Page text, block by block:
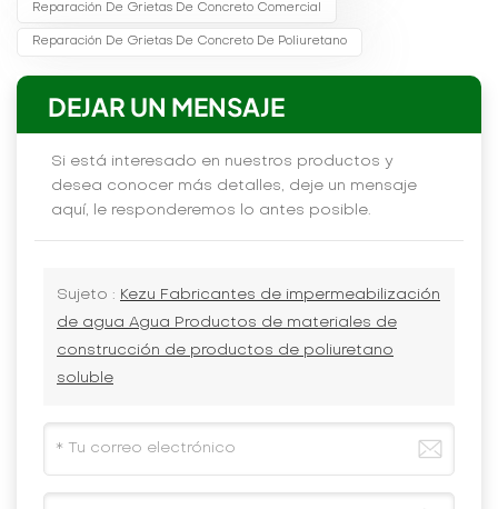
Reparación De Grietas De Concreto Comercial
Reparación De Grietas De Concreto De Poliuretano
DEJAR UN MENSAJE
Si está interesado en nuestros productos y
desea conocer más detalles, deje un mensaje
aquí, le responderemos lo antes posible.
Sujeto : Kezu Fabricantes de impermeabilización
de agua Agua Productos de materiales de
construcción de productos de poliuretano
soluble